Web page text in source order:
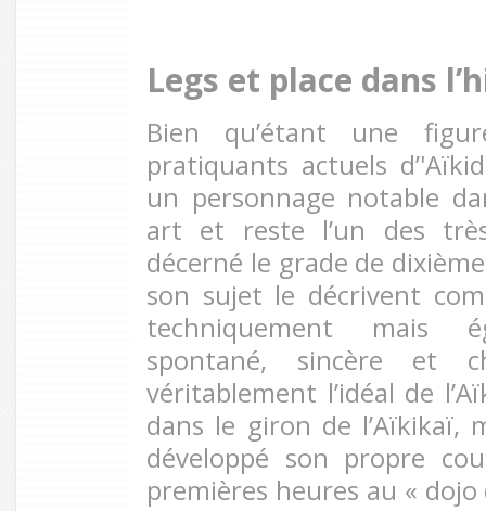
Legs et place dans
Bien qu’étant une
pratiquants actuels
un personnage notable
art et reste l’un des
décerné le grade de
son sujet le décrivent
techniquement mais
spontané, sincère et
véritablement l’idéal de
dans le giron de l’Aïkikaï,
développé son propre
premières heures au «